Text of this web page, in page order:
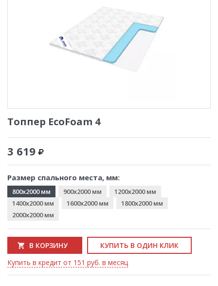
Топпер EcoFoam 4
3 619
Размер спального места, мм:
800x2000 мм 900x2000 мм
1200x2000 мм
1400x2000 мм
1600x2000 мм
1800x2000 мм
2000x2000 мм
В КОРЗИНУ
КУПИТЬ В ОДИН КЛИК
Купить в кредит от 151 руб. в месяц